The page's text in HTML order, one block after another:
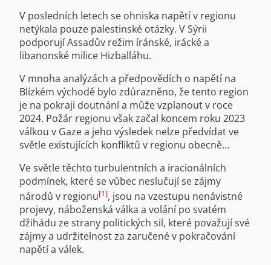
V posledních letech se ohniska napětí v regionu
netýkala pouze palestinské otázky. V Sýrii
podporují Assadův režim íránské, irácké a
libanonské milice Hizballáhu.
V mnoha analýzách a předpovědích o napětí na
Blízkém východě bylo zdůrazněno, že tento region
je na pokraji doutnání a může vzplanout v roce
2024. Požár regionu však začal koncem roku 2023
válkou v Gaze a jeho výsledek nelze předvídat ve
světle existujících konfliktů v regionu obecně…
Ve světle těchto turbulentních a iracionálních
podmínek, které se vůbec neslučují se zájmy
národů v regionu[1], jsou na vzestupu nenávistné
projevy, náboženská válka a volání po svatém
džihádu ze strany politických sil, které považují své
zájmy a udržitelnost za zaručené v pokračování
napětí a válek.